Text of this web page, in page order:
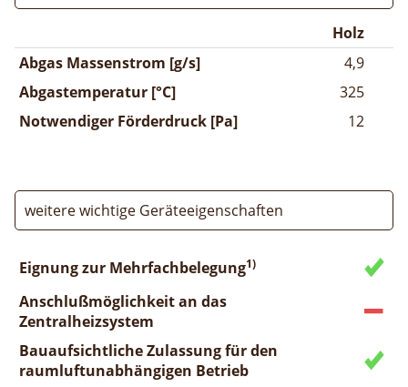
Holz
Abgas Massenstrom [g/s]
4,9
Abgastemperatur [°C]
325
Notwendiger Förderdruck [Pa]
12
weitere wichtige Geräteeigenschaften
Eignung zur Mehrfachbelegung1)
Anschlußmöglichkeit an das
Zentralheizsystem
Bauaufsichtliche Zulassung für den
raumluftunabhängigen Betrieb